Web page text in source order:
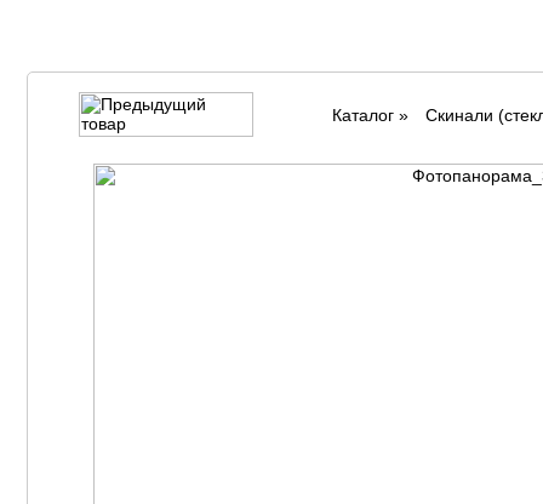
Каталог» Cкинали